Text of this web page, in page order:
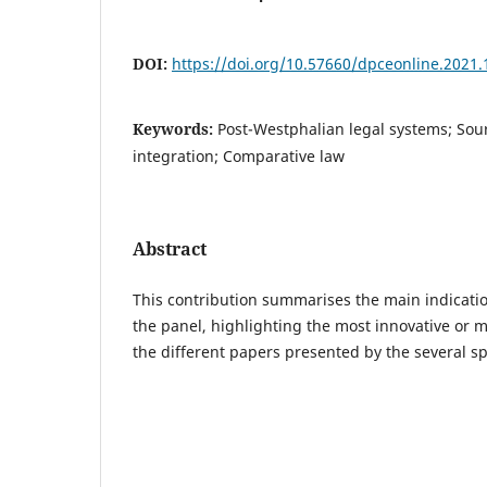
DOI: https://doi.org/10.57660/
Keywords: Post-Westphalian legal systems;
integration; Comparative law
Abstract
This contribution summarises the main
the panel, highlighting the most innovative or
the different papers presented by the several